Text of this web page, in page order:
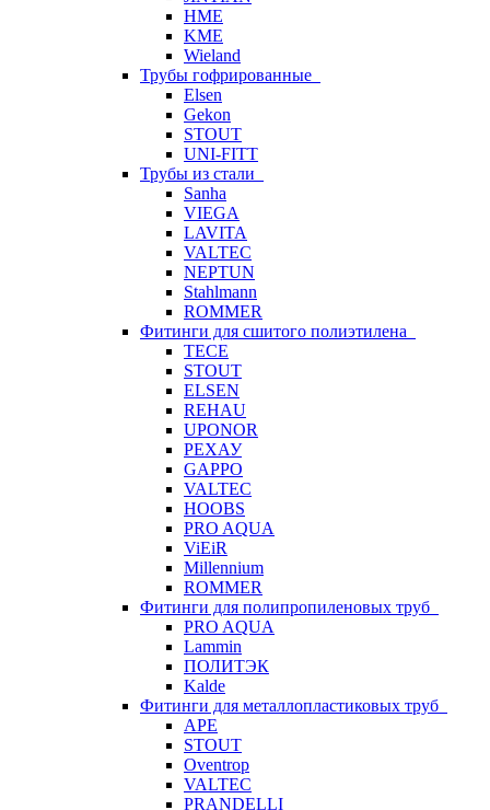
HME
KME
Wieland
Трубы гофрированные
Elsen
Gekon
STOUT
UNI-FITT
Трубы из стали
Sanha
VIEGA
LAVITA
VALTEC
NEPTUN
Stahlmann
ROMMER
Фитинги для сшитого полиэтилена
TECE
STOUT
ELSEN
REHAU
UPONOR
РЕХАУ
GAPPO
VALTEC
HOOBS
PRO AQUA
ViEiR
Millennium
ROMMER
Фитинги для полипропиленовых труб
PRO AQUA
Lammin
ПОЛИТЭК
Kalde
Фитинги для металлопластиковых труб
APE
STOUT
Oventrop
VALTEC
PRANDELLI